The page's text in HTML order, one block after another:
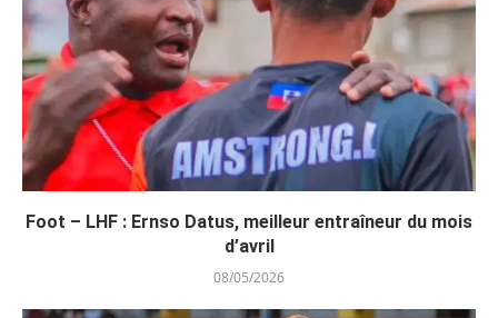
Foot – LHF : Ernso Datus, meilleur entraîneur du mois
d’avril
08/05/2026